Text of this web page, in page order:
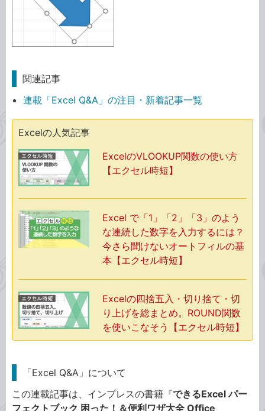
関連記事
連載「Excel Q&A」の注目・新着記事一覧
Excelの人気記事
ExcelのVLOOKUP関数の使い方
【エクセル時短】
Excel で「1」「2」「3」のよう
な連続した数字を入力するには？
今さら聞けないオートフィルの基
本【エクセル時短】
Excelの四捨五入・切り捨て・切
り上げを総まとめ。ROUND関数
を使いこなそう【エクセル時短】
「Excel Q&A」について
この連載記事は、インプレスの書籍『できるExcel パー
フェクトブック 困った！＆便利ワザ大全 Office